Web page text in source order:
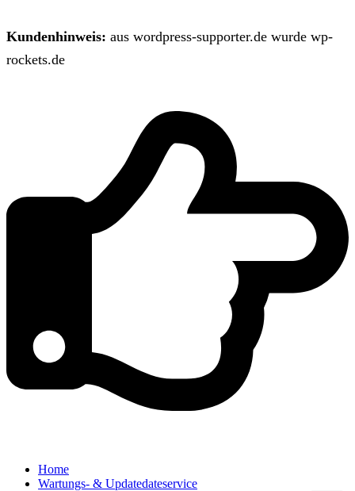
Kundenhinweis: aus wordpress-supporter.de wurde wp-
rockets.de
Home
Wartungs- & Updatedateservice